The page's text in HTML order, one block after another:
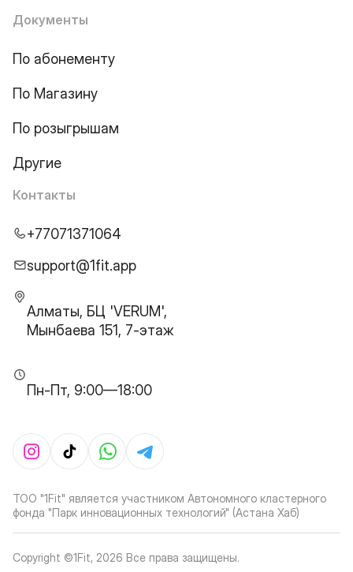
Документы
По абонементу
По Магазину
По розыгрышам
Другие
Контакты
+77071371064
support@1fit.app
Алматы, БЦ 'VERUM',
Мынбаева 151, 7-этаж
Пн-Пт, 9:00—18:00
ТОО "1Fit" является участником Автономного кластерного
фонда "Парк инновационных технологий" (Астана Хаб)
Copyright ©1Fit, 2026 Все права защищены.